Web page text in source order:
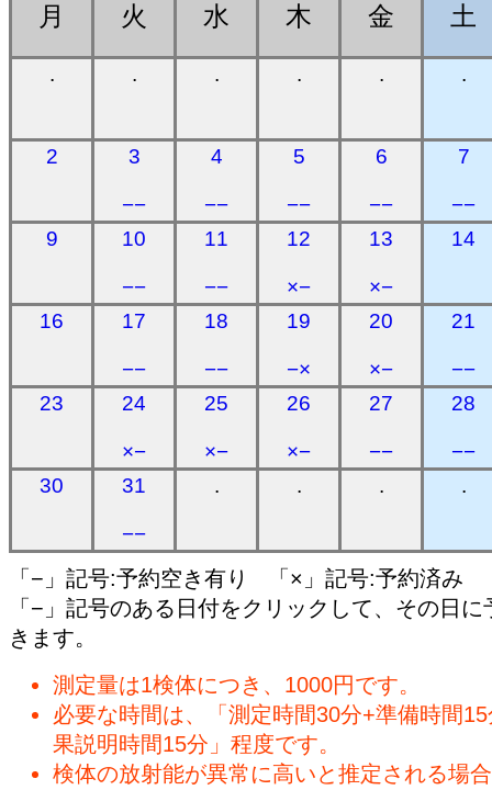
月 火 水 木 金 土
. . . . . .
2 3
−−
4
−−
5
−−
6
−−
7
−−
9
10
−−
11
−−
12
×−
13
×−
14
16 17
−−
18
−−
19
−×
20
×−
21
−−
23
24
×−
25
×−
26
×−
27
−−
28
−−
30
31
−−
. . . .
「−」記号:予約空き有り 「×」記号:予約済み
「−」記号のある日付をクリックして、その日に
きます。
測定量は1検体につき、1000円です。
必要な時間は、「測定時間30分+準備時間
果説明時間15分」程度です。
検体の放射能が異常に高いと推定される場